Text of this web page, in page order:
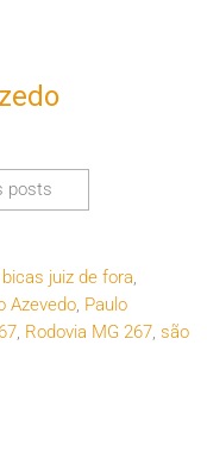
posts
juiz de fora,
Azevedo, Paulo
, Rodovia MG 267, são